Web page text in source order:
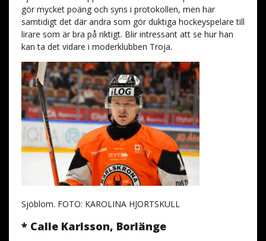
gör mycket poäng och syns i protokollen, men har
samtidigt det där andra som gör duktiga hockeyspelare till
lirare som är bra på riktigt. Blir intressant att se hur han
kan ta det vidare i moderklubben Troja.
Sjöblom. FOTO: KAROLINA HJORTSKULL
* Calle Karlsson, Borlänge